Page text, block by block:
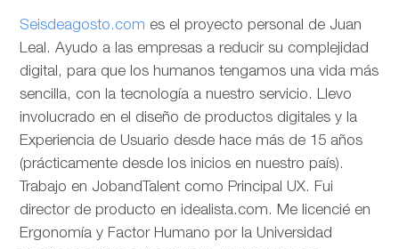
Seisdeagosto.com es el proyecto personal de Juan
Leal. Ayudo a las empresas a reducir su complejidad
digital, para que los humanos tengamos una vida más
sencilla, con la tecnología a nuestro servicio. Llevo
involucrado en el diseño de productos digitales y la
Experiencia de Usuario desde hace más de 15 años
(prácticamente desde los inicios en nuestro país).
Trabajo en JobandTalent como Principal UX. Fui
director de producto en idealista.com. Me licencié en
Ergonomía y Factor Humano por la Universidad